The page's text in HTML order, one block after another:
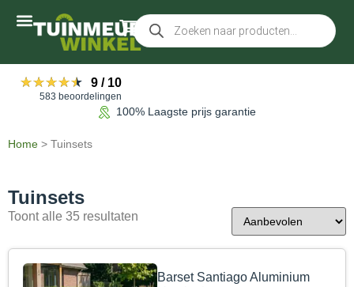
100% Laagste prijs garantie
★★★★★
★★★★★ 9 / 10
583 beoordelingen
Home > Tuinsets
Tuinsets
Toont alle 35 resultaten
Barset Santiago Aluminium